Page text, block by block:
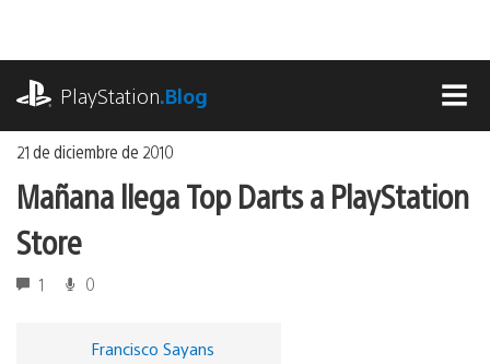
contenido
PlayStation.Blog
21 de diciembre de 2010
Mañana llega Top Darts a PlayStation
Store
1 0
Francisco Sayans